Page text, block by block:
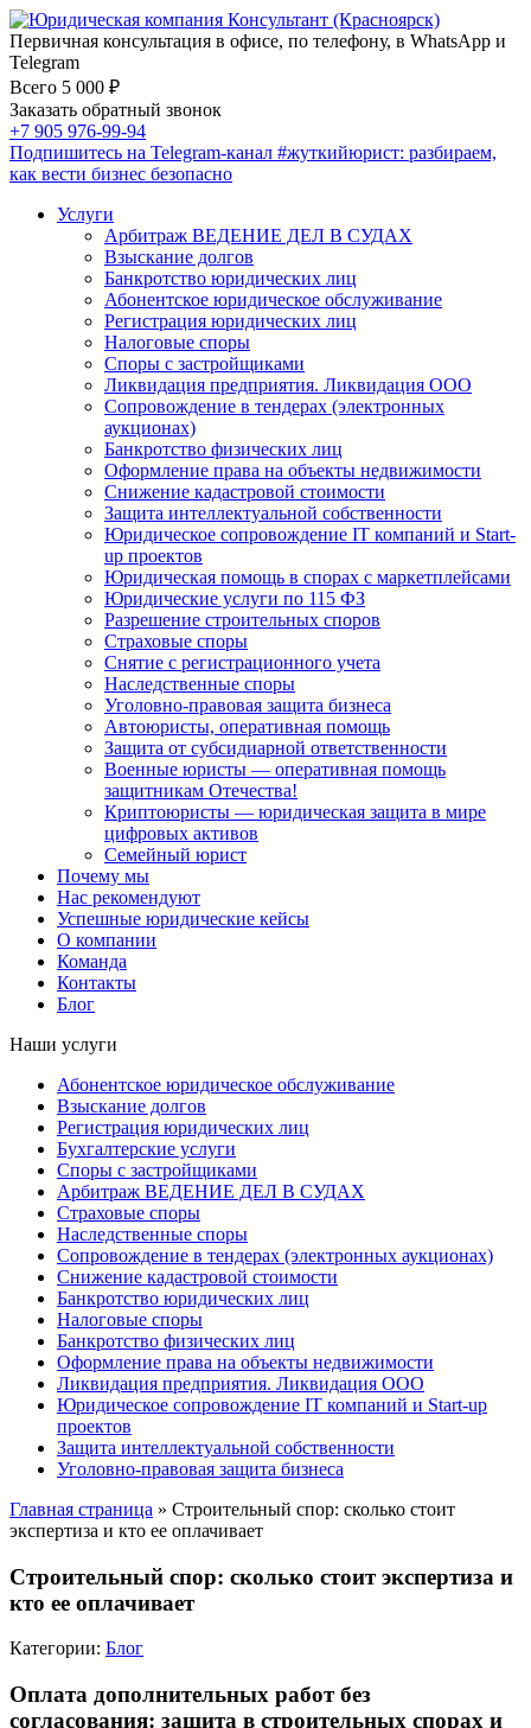
Первичная консультация в офисе, по телефону, в WhatsApp и
Telegram
Всего 5 000 ₽
Заказать обратный звонок
+7 905 976-99-94
Подпишитесь на Telegram-канал #жуткийюрист: разбираем,
как вести бизнес безопасно
Услуги
Арбитраж ВЕДЕНИЕ ДЕЛ В СУДАХ
Взыскание долгов
Банкротство юридических лиц
Абонентское юридическое обслуживание
Регистрация юридических лиц
Налоговые споры
Споры с застройщиками
Ликвидация предприятия. Ликвидация ООО
Сопровождение в тендерах (электронных
аукционах)
Банкротство физических лиц
Оформление права на объекты недвижимости
Снижение кадастровой стоимости
Защита интеллектуальной собственности
Юридическое сопровождение IT компаний и Start-
up проектов
Юридическая помощь в спорах с маркетплейсами
Юридические услуги по 115 ФЗ
Разрешение строительных споров
Страховые споры
Снятие с регистрационного учета
Наследственные споры
Уголовно-правовая защита бизнеса
Автоюристы, оперативная помощь
Защита от субсидиарной ответственности
Военные юристы — оперативная помощь
защитникам Отечества!
Криптоюристы — юридическая защита в мире
цифровых активов
Семейный юрист
Почему мы
Нас рекомендуют
Успешные юридические кейсы
О компании
Команда
Контакты
Блог
Наши услуги
Абонентское юридическое обслуживание
Взыскание долгов
Регистрация юридических лиц
Бухгалтерские услуги
Споры с застройщиками
Арбитраж ВЕДЕНИЕ ДЕЛ В СУДАХ
Страховые споры
Наследственные споры
Сопровождение в тендерах (электронных аукционах)
Снижение кадастровой стоимости
Банкротство юридических лиц
Налоговые споры
Банкротство физических лиц
Оформление права на объекты недвижимости
Ликвидация предприятия. Ликвидация ООО
Юридическое сопровождение IT компаний и Start-up
проектов
Защита интеллектуальной собственности
Уголовно-правовая защита бизнеса
Главная страница » Строительный спор: сколько стоит
экспертиза и кто ее оплачивает
Строительный спор: сколько стоит экспертиза и
кто ее оплачивает
Категории: Блог
Оплата дополнительных работ без
согласования: защита в строительных спорах и